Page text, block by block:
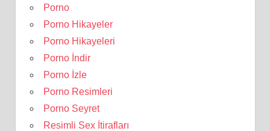
Porno
Porno Hikayeler
Porno Hikayeleri
Porno İndir
Porno İzle
Porno Resimleri
Porno Seyret
Resimli Sex İtirafları